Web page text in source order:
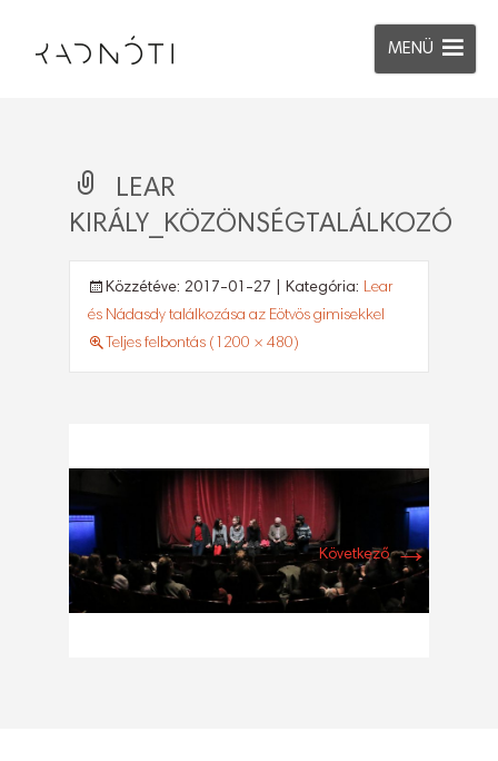
MENÜ
LEAR
KIRÁLY_KÖZÖNSÉGTALÁLKOZÓ
Közzétéve: 2017-01-27 | Kategória: Lear
és Nádasdy találkozása az Eötvös gimisekkel
Teljes felbontás (1200 × 480)
Következő→